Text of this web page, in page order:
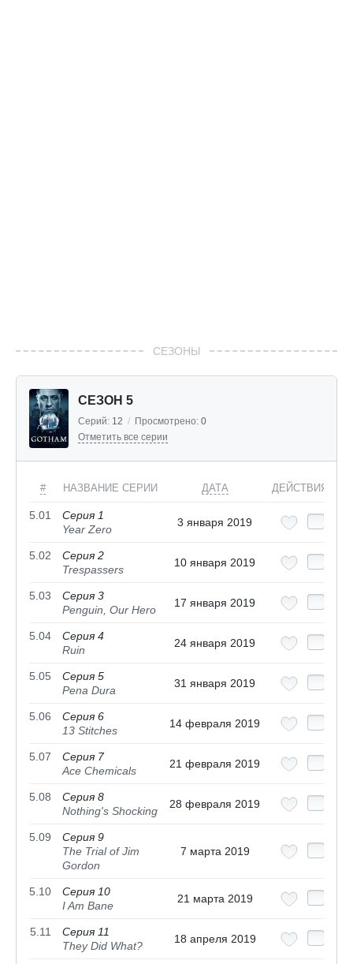
СЕЗОНЫ
СЕЗОН 5
Серий: 12 / Просмотрено: 0
Отметить все серии
# НАЗВАНИЕ СЕРИИ ДАТА ДЕЙСТВИЯ
5.01
Серия 1
Year Zero
3 января 2019
5.02
Серия 2
Trespassers
10 января 2019
5.03
Серия 3
Penguin, Our Hero
17 января 2019
5.04
Серия 4
Ruin
24 января 2019
5.05
Серия 5
Pena Dura
31 января 2019
5.06
Серия 6
13 Stitches
14 февраля 2019
5.07
Серия 7
Ace Chemicals
21 февраля 2019
5.08
Серия 8
Nothing's Shocking
28 февраля 2019
5.09
Серия 9
The Trial of Jim
Gordon
7 марта 2019
5.10
Серия 10
I Am Bane
21 марта 2019
5.11
Серия 11
They Did What?
18 апреля 2019